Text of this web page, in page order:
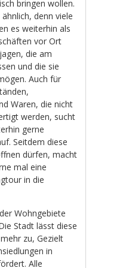
bringen wollen.
denn viele
es weiterhin als
vor Ort
die am
und die sie
Auch für
Waren, die nicht
werden, sucht
gerne
Seitdem diese
dürfen, macht
mal eine
in die
Wohngebiete
Stadt lässt diese
zu, Gezielt
in
Alle